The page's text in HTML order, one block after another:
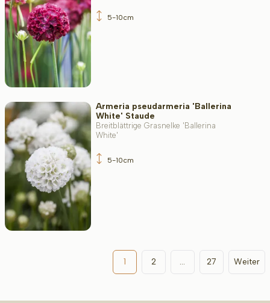
5-10cm
Armeria pseudarmeria 'Ballerina
White' Staude
Breitblättrige Grasnelke 'Ballerina
White'
5-10cm
1 2 ... 27 Weiter